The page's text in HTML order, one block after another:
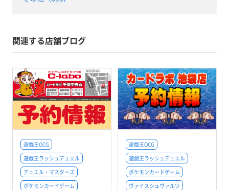
関連する店舗ブログ
遊戯王OCG
遊戯王ラッシュデュエル
デュエル・マスターズ
ポケモンカードゲーム
遊戯王OCG
遊戯王ラッシュデュエル
ポケモンカードゲーム
ヴァイスシュヴァルツ